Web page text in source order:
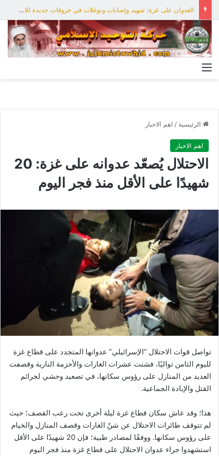
العدوان على غزة: شهيد وإصابات وتوغلات في خروقات جديدة للاحتلال
الرئيسية / اهم الاخبار
اهم الاخبار
الاحتلال يُصعّد عدوانه على غزة: 20
شهيدًا على الأقل منذ فجر اليوم
تواصل قوات الاحتلال “الإسرائيلي” عدوانها المتجدد على قطاع غزة
لليوم الثامن تواليًا، فشنت عشرات الغارات والأحزمة النارية وقصفت
العديد من المنازل على رؤوس سكانها، في تصعيد وحشي لجرائم
القتل والإبادة الجماعية.
هذا؛ وقد عاش سكان قطاع غزة ليلة أخرى تحت رعب القصف؛ حيث
لم تتوقف طائرات الاحتلال عن شنّ الغارات وقصف المنازل والخيام
على رؤوس سكانها. ووفقًا لمصادر طبية؛ فإن 20 شهيدًا على الأقل
استشهدوا جراء عدوان الاحتلال على قطاع غزة منذ فجر اليوم